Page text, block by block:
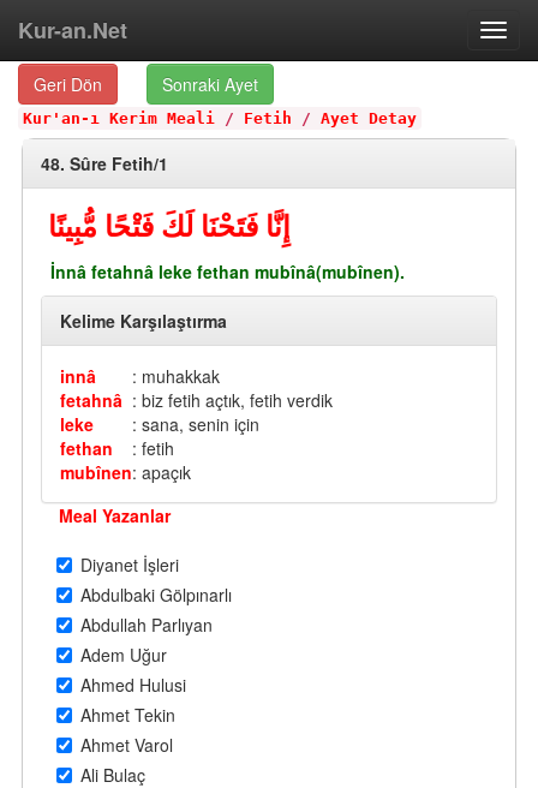
Kur-an.Net
Geri Dön Sonraki Ayet
Kur'an-ı Kerim Meali / Fetih / Ayet Detay
48. Sûre Fetih/1
إِنَّا فَتَحْنَا لَكَ فَتْحًا مُّبِينًا
İnnâ fetahnâ leke fethan mubînâ(mubînen).
Kelime Karşılaştırma
innâ
: muhakkak
fetahnâ : biz fetih açtık, fetih verdik
leke
: sana, senin için
fethan
: fetih
mubînen: apaçık
Meal Yazanlar
Diyanet İşleri
Abdulbaki Gölpınarlı
Abdullah Parlıyan
Adem Uğur
Ahmed Hulusi
Ahmet Tekin
Ahmet Varol
Ali Bulaç